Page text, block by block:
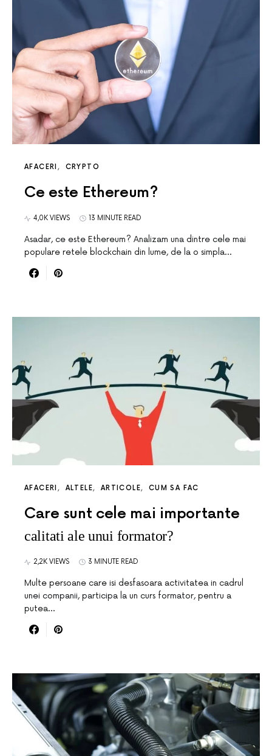
AFACERI CRYPTO
Ce este Ethereum?
4,0K VIEWS 13 MINUTE READ
Asadar, ce este Ethereum? Analizam una dintre cele mai
populare retele blockchain din lume, de la o simpla…
AFACERI ALTELE ARTICOLE CUM SA FAC
Care sunt cele mai importante
calitati ale unui formator?
2,2K VIEWS 3 MINUTE READ
Multe persoane care isi desfasoara activitatea in cadrul
unei companii, participa la un curs formator, pentru a
putea…